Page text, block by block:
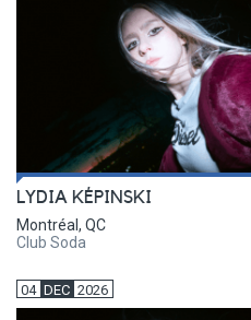
LYDIA KÉPINSKI
Montréal, QC
Club Soda
04 DEC 2026